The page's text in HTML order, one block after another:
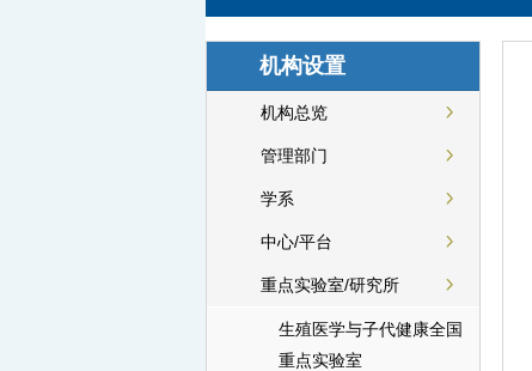
机构设置
机构总览
管理部门
学系
中心/平台
重点实验室/研究所
生殖医学与子代健康全国
重点实验室